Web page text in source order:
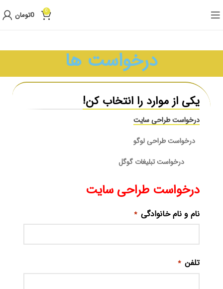
0
0تومان
درخواست ها
یکی از موارد را انتخاب کن!
درخواست طراحی سایت
درخواست طراحی لوگو
درخواست تبلیغات گوگل
درخواست طراحی سایت
نام و نام خانوادگی *
تلفن *